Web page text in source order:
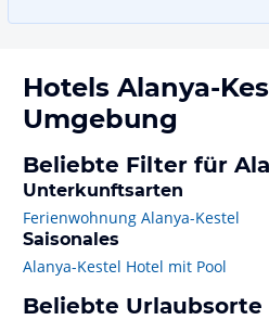
Hotels Alanya-
Umgebung
Beliebte Filter für
Unterkunftsarten
Ferienwohnung Alanya-Kestel
Saisonales
Alanya-Kestel Hotel mit Pool
Beliebte Urlaubsorte